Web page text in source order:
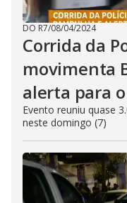
DO R7/08/04/2024
Corrida da
movimenta
alerta para
Evento reuniu quase
neste domingo (7)